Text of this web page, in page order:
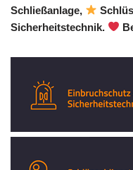
Schließanlage,
Sicherheitstechnik.